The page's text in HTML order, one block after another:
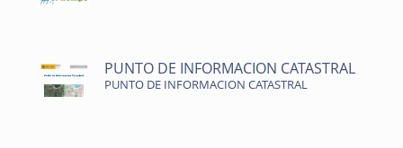
PUNTO DE INFORMACION CATASTRAL
PUNTO DE INFORMACION CATASTRAL